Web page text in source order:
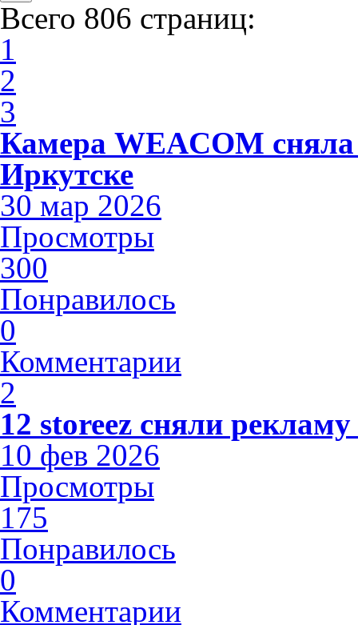
Всего 806 страниц:
1
2
3
Камера WEACOM
Иркутске
30 мар 2026
Просмотры
300
Понравилось
0
Комментарии
2
12 storeez сняли
10 фев 2026
Просмотры
175
Понравилось
0
Комментарии